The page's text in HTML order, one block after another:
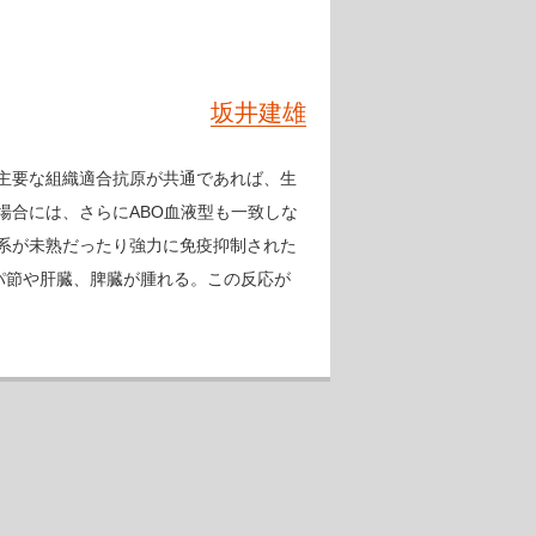
坂井建雄
要な組織適合抗原が共通であれば、生
合には、さらにABO血液型も一致しな
が未熟だったり強力に免疫抑制された
や肝臓、脾臓が腫れる。この反応が